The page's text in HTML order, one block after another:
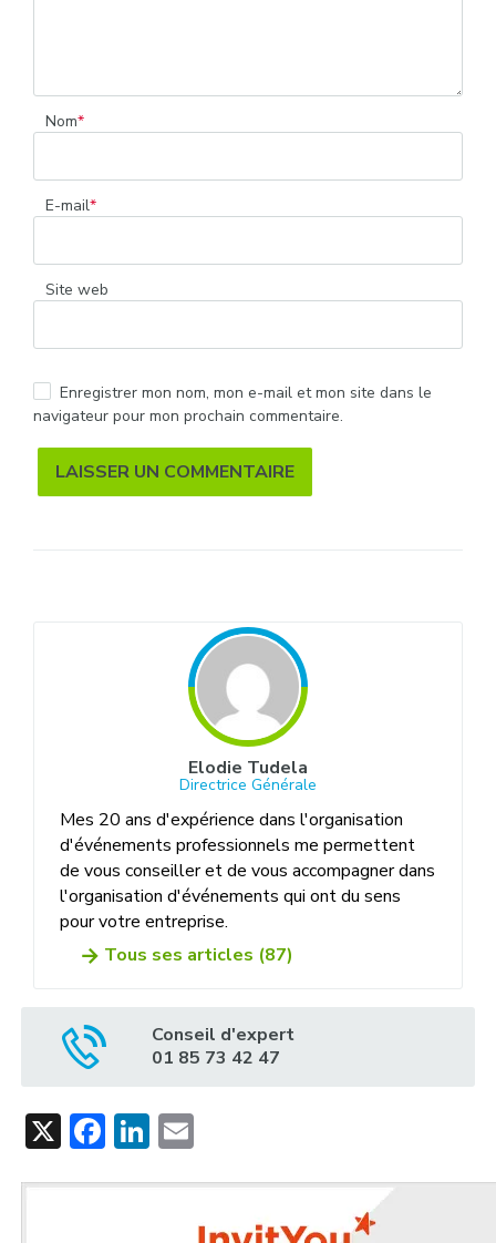
Nom*
E-mail*
Site web
Enregistrer mon nom, mon e-mail et mon site dans le
navigateur pour mon prochain commentaire.
Elodie Tudela
Directrice Générale
Mes 20 ans d'expérience dans l'organisation
d'événements professionnels me permettent
de vous conseiller et de vous accompagner dans
l'organisation d'événements qui ont du sens
pour votre entreprise.
Tous ses articles (87)
Conseil d'expert
01 85 73 42 47
X Facebook
LinkedIn